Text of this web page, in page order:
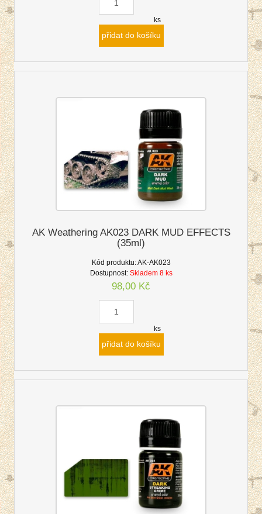
ks
přidat do košíku
AK Weathering AK023 DARK MUD EFFECTS
(35ml)
Kód produktu:AK-AK023
Dostupnost: Skladem 8 ks
98,00 Kč
ks
přidat do košíku